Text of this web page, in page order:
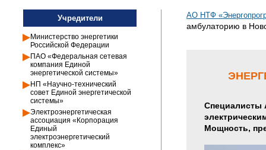
АО НТФ
амбулаторию в
Специалисты
Мощность,
Учредители
Министерство энергетики
Российской Федерации
ПАО «Федеральная сетевая
компания Единой
энергетической системы»
НП «Научно-технический
совет Единой энергетической
системы»
Электроэнергетическая
ассоциация «Корпорация
Единый
электроэнергетический
комплекс»